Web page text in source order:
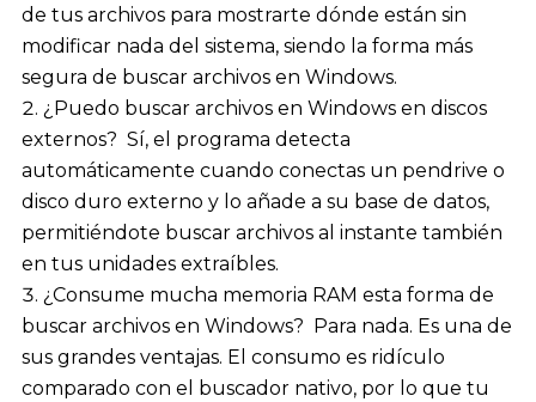
de tus archivos para mostrarte dónde están sin
modificar nada del sistema, siendo la forma más
segura de buscar archivos en Windows.
¿Puedo buscar archivos en Windows en discos
externos? Sí, el programa detecta
automáticamente cuando conectas un pendrive o
disco duro externo y lo añade a su base de datos,
permitiéndote buscar archivos al instante también
en tus unidades extraíbles.
¿Consume mucha memoria RAM esta forma de
buscar archivos en Windows? Para nada. Es una de
sus grandes ventajas. El consumo es ridículo
comparado con el buscador nativo, por lo que tu